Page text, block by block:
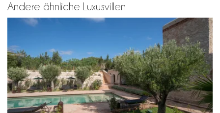
Andere ähnliche Luxusvillen